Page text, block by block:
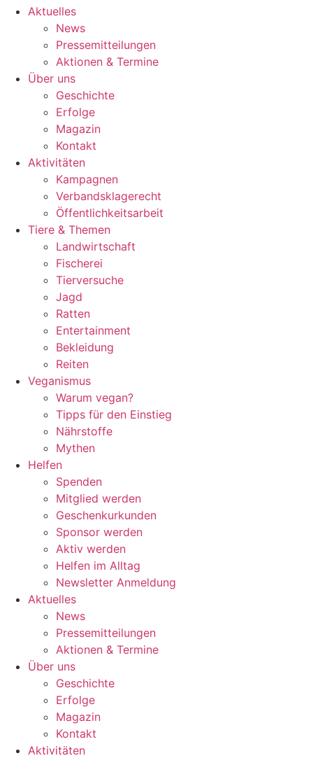
Aktuelles
News
Pressemitteilungen
Aktionen & Termine
Über uns
Geschichte
Erfolge
Magazin
Kontakt
Aktivitäten
Kampagnen
Verbandsklagerecht
Öffentlichkeitsarbeit
Tiere & Themen
Landwirtschaft
Fischerei
Tierversuche
Jagd
Ratten
Entertainment
Bekleidung
Reiten
Veganismus
Warum vegan?
Tipps für den Einstieg
Nährstoffe
Mythen
Helfen
Spenden
Mitglied werden
Geschenkurkunden
Sponsor werden
Aktiv werden
Helfen im Alltag
Newsletter Anmeldung
Aktuelles
News
Pressemitteilungen
Aktionen & Termine
Über uns
Geschichte
Erfolge
Magazin
Kontakt
Aktivitäten